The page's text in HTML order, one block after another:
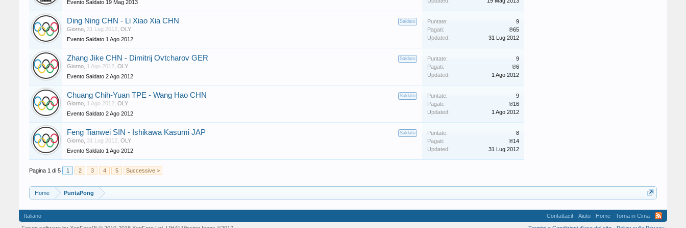
Evento Saldato 19 Mag 2013
Saldato
Ding Ning CHN - Li Xiao Xia CHN
Giorno 31 Lug 2012 OLY
Evento Saldato 1 Ago 2012
Puntate:
9
Pagati:
℗65
Updated:
31 Lug 2012
Saldato
Zhang Jike CHN - Dimitrij Ovtcharov GER
Giorno 1 Ago 2012 OLY
Evento Saldato 2 Ago 2012
Puntate:
9
Pagati:
℗6
Updated:
1 Ago 2012
Saldato
Chuang Chih-Yuan TPE - Wang Hao CHN
Giorno 1 Ago 2012 OLY
Evento Saldato 2 Ago 2012
Puntate:
9
Pagati:
℗16
Updated:
1 Ago 2012
Saldato
Feng Tianwei SIN - Ishikawa Kasumi JAP
Giorno 31 Lug 2012 OLY
Evento Saldato 1 Ago 2012
Puntate:
8
Pagati:
℗14
Updated:
31 Lug 2012
Pagina 1 di 5 1 2 3 4 5 Successive >
Home PuntaPong
Italiano Contattaci! Aiuto Home
Torna in Cima